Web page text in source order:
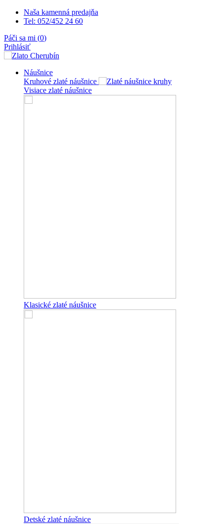
Naša kamenná predajňa
Tel: 052/452 24 60
Páči sa mi (0)
Prihlásiť
Náušnice
Kruhové zlaté náušnice
Visiace zlaté náušnice
Klasické zlaté náušnice
Detské zlaté náušnice